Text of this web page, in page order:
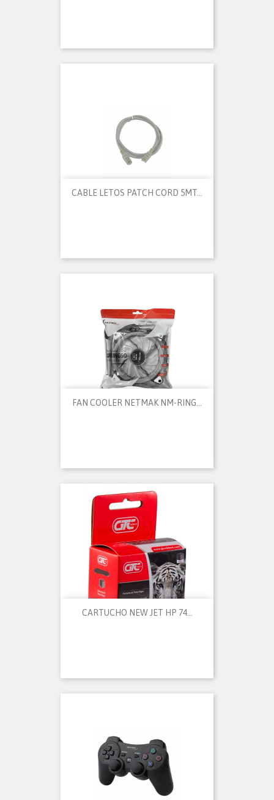
CABLE LETOS PATCH CORD 5MT...
FAN COOLER NETMAK NM-RING...
CARTUCHO NEW JET HP 74...